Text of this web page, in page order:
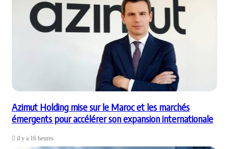
Azimut Holding mise sur le Maroc et les marchés
émergents pour accélérer son expansion internationale
il y a 16 heures